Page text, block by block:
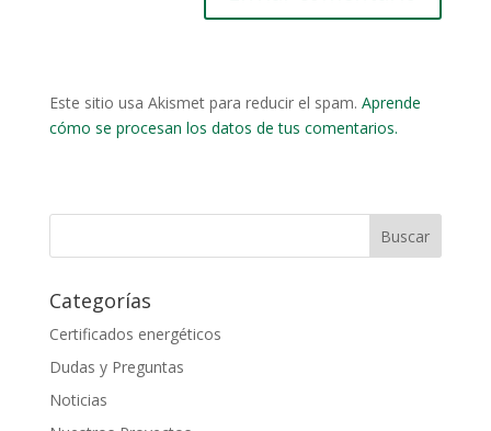
Este sitio usa Akismet para reducir el spam. Aprende
cómo se procesan los datos de tus comentarios.
Categorías
Certificados energéticos
Dudas y Preguntas
Noticias